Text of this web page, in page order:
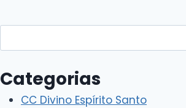
Categorias
CC Divino Espírito Santo